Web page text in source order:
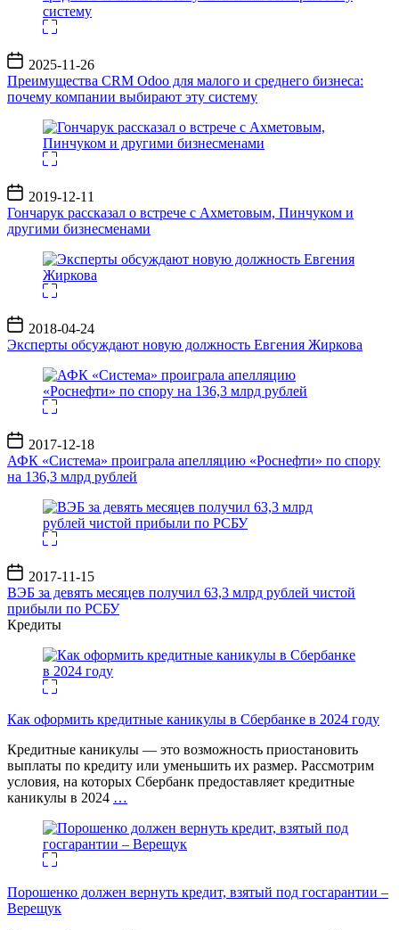
Дата
записи
2025-11-26
Преимущества CRM Odoo для малого и среднего бизнеса:
почему компании выбирают эту систему
Дата
записи
2019-12-11
Гончарук рассказал о встрече с Ахметовым, Пинчуком и
другими бизнесменами
Дата
записи
2018-04-24
Эксперты обсуждают новую должность Евгения Жиркова
Дата
записи
2017-12-18
АФК «Система» проиграла апелляцию «Роснефти» по спору
на 136,3 млрд рублей
Дата
записи
2017-11-15
ВЭБ за девять месяцев получил 63,3 млрд рублей чистой
прибыли по РСБУ
Кредиты
Как оформить кредитные каникулы в Сбербанке в 2024 году
Кредитные каникулы — это возможность приостановить
выплаты по кредиту или уменьшить их размер. Рассмотрим
условия, на которых Сбербанк предоставляет кредитные
каникулы в 2024 …
Порошенко должен вернуть кредит, взятый под госгарантии –
Верещук